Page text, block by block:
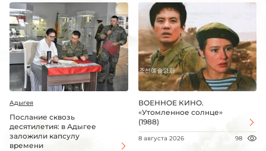
Адыгея
Послание сквозь
десятилетия: в Адыгее
заложили капсулу
времени
ВОЕННОЕ КИНО.
«Утомленное солнце»
(1988)
8 августа 2026 98